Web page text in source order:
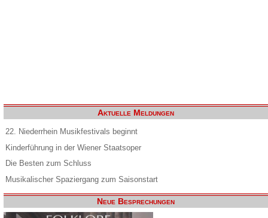
Aktuelle Meldungen
22. Niederrhein Musikfestivals beginnt
Kinderführung in der Wiener Staatsoper
Die Besten zum Schluss
Musikalischer Spaziergang zum Saisonstart
Neue Besprechungen